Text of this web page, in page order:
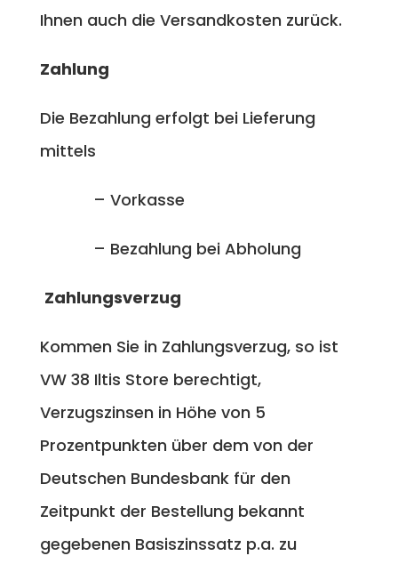
Ihnen auch die Versandkosten zurück.
Zahlung
Die Bezahlung erfolgt bei Lieferung
mittels
– Vorkasse
– Bezahlung bei Abholung
Zahlungsverzug
Kommen Sie in Zahlungsverzug, so ist
VW 38 Iltis Store berechtigt,
Verzugszinsen in Höhe von 5
Prozentpunkten über dem von der
Deutschen Bundesbank für den
Zeitpunkt der Bestellung bekannt
gegebenen Basiszinssatz p.a. zu